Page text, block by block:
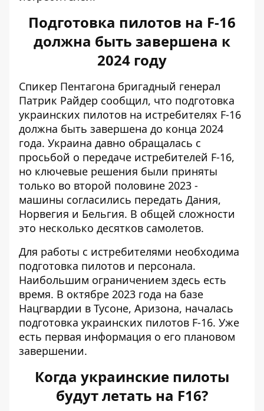
Подготовка пилотов на F-16
должна быть завершена к
2024 году
Спикер Пентагона бригадный генерал
Патрик Райдер сообщил, что подготовка
украинских пилотов на истребителях F-16
должна быть завершена до конца 2024
года. Украина давно обращалась с
просьбой о передаче истребителей F-16,
но ключевые решения были приняты
только во второй половине 2023 -
машины согласились передать Дания,
Норвегия и Бельгия. В общей сложности
это несколько десятков самолетов.
Для работы с истребителями необходима
подготовка пилотов и персонала.
Наибольшим ограничением здесь есть
время. В октябре 2023 года на базе
Нацгвардии в Тусоне, Аризона, началась
подготовка украинских пилотов F-16. Уже
есть первая информация о его плановом
завершении.
Когда украинские пилоты
будут летать на F16?